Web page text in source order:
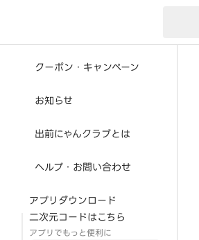
クーポン・キャンペーン
お知らせ
出前にゃんクラブとは
ヘルプ・お問い合わせ
アプリダウンロード
二次元コードはこちら
アプリでもっと便利に